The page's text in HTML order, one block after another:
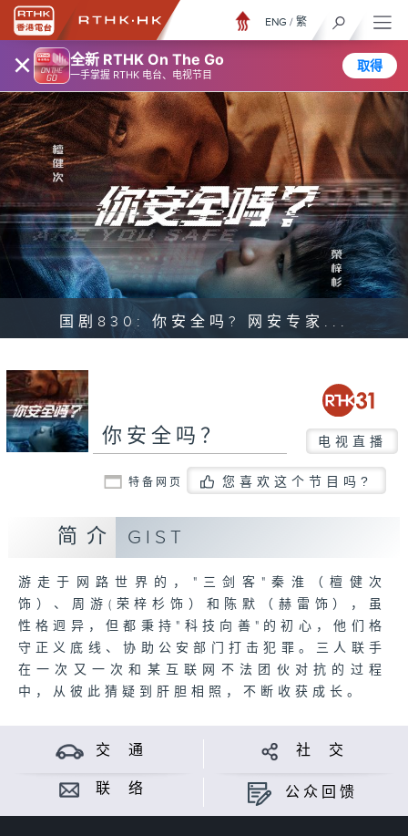
× 全新 RTHK On The Go
一手掌握 RTHK 电台、电视节目
取得
ENG / 繁
国剧830: 你安全吗? 网安专家...
你安全吗？ 电视直播
特备网页 您喜欢这个节目吗?
简介 GIST
游走于网路世界的，"三剑客"秦淮（檀健次
饰）、周游(荣梓杉饰）和陈默（赫雷饰），虽
性格迥异，但都秉持"科技向善"的初心，他们格
守正义底线、协助公安部门打击犯罪。三人联手
在一次又一次和某互联网不法团伙对抗的过程
中，从彼此猜疑到肝胆相照，不断收获成长。
交 通 社 交
联 络 公众回馈